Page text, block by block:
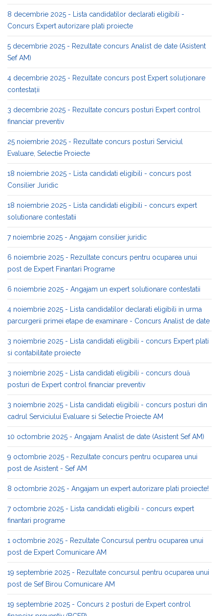
8 decembrie 2025 - Lista candidatilor declarati eligibili -
Concurs Expert autorizare plati proiecte
5 decembrie 2025 - Rezultate concurs Analist de date (Asistent
Sef AM)
4 decembrie 2025 - Rezultate concurs post Expert soluționare
contestații
3 decembrie 2025 - Rezultate concurs posturi Expert control
financiar preventiv
25 noiembrie 2025 - Rezultate concurs posturi Serviciul
Evaluare, Selectie Proiecte
18 noiembrie 2025 - Lista candidati eligibili - concurs post
Consilier Juridic
18 noiembrie 2025 - Lista candidati eligibili - concurs expert
solutionare contestatii
7 noiembrie 2025 - Angajam consilier juridic
6 noiembrie 2025 - Rezultate concurs pentru ocuparea unui
post de Expert Finantari Programe
6 noiembrie 2025 - Angajam un expert solutionare contestatii
4 noiembrie 2025 - Lista candidatilor declarati eligibili in urma
parcurgerii primei etape de examinare - Concurs Analist de date
3 noiembrie 2025 - Lista candidati eligibili - concurs Expert plati
si contabilitate proiecte
3 noiembrie 2025 - Lista candidati eligibili - concurs două
posturi de Expert control financiar preventiv
3 noiembrie 2025 - Lista candidati eligibili - concurs posturi din
cadrul Serviciului Evaluare si Selectie Proiecte AM
10 octombrie 2025 - Angajam Analist de date (Asistent Sef AM)
9 octombrie 2025 - Rezultate concurs pentru ocuparea unui
post de Asistent - Sef AM
8 octombrie 2025 - Angajam un expert autorizare plati proiecte!
7 octombrie 2025 - Lista candidati eligibili - concurs expert
finantari programe
1 octombrie 2025 - Rezultate Concursul pentru ocuparea unui
post de Expert Comunicare AM
19 septembrie 2025 - Rezultate concursul pentru ocuparea unui
post de Sef Birou Comunicare AM
19 septembrie 2025 - Concurs 2 posturi de Expert control